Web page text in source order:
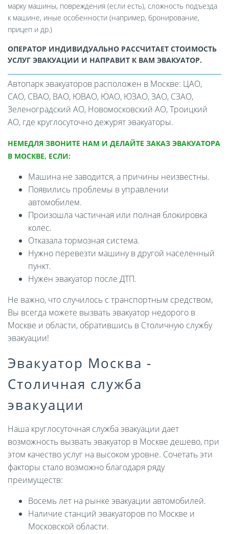
марку машины, повреждения (если есть), сложность подъезда
к машине, иные особенности (например, бронирование,
прицеп и др.)
ОПЕРАТОР ИНДИВИДУАЛЬНО РАССЧИТАЕТ СТОИМОСТЬ
УСЛУГ ЭВАКУАЦИИ И НАПРАВИТ К ВАМ ЭВАКУАТОР.
Автопарк эвакуаторов расположен в Москве: ЦАО,
САО, СВАО, ВАО, ЮВАО, ЮАО, ЮЗАО, ЗАО, СЗАО,
Зеленоградский АО, Новомосковский АО, Троицкий
АО, где круглосуточно дежурят эвакуаторы.
НЕМЕДЛЯ ЗВОНИТЕ НАМ И ДЕЛАЙТЕ ЗАКАЗ ЭВАКУАТОРА
В МОСКВЕ, ЕСЛИ:
Машина не заводится, а причины неизвестны.
Появились проблемы в управлении
автомобилем.
Произошла частичная или полная блокировка
колес.
Отказала тормозная система.
Нужно перевезти машину в другой населенный
пункт.
Нужен эвакуатор после ДТП.
Не важно, что случилось с транспортным средством,
Вы всегда можете вызвать эвакуатор недорого в
Москве и области, обратившись в Столичную службу
эвакуации!
Эвакуатор Москва -
Столичная служба
эвакуации
Наша круглосуточная служба эвакуации дает
возможность вызвать эвакуатор в Москве дешево, при
этом качество услуг на высоком уровне. Сочетать эти
факторы стало возможно благодаря ряду
преимуществ:
Восемь лет на рынке эвакуации автомобилей.
Наличие станций эвакуаторов по Москве и
Московской области.